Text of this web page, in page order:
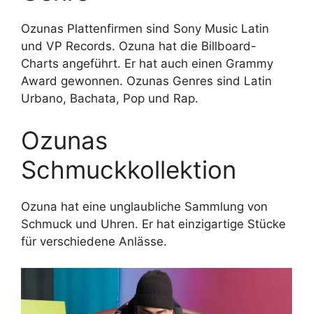
Ozunas Plattenfirmen sind Sony Music Latin
und VP Records. Ozuna hat die Billboard-
Charts angeführt. Er hat auch einen Grammy
Award gewonnen. Ozunas Genres sind Latin
Urbano, Bachata, Pop und Rap.
Ozunas
Schmuckkollektion
Ozuna hat eine unglaubliche Sammlung von
Schmuck und Uhren. Er hat einzigartige Stücke
für verschiedene Anlässe.